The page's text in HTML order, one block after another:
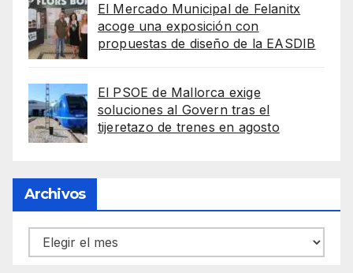
El Mercado Municipal de Felanitx
acoge una exposición con
propuestas de diseño de la EASDIB
El PSOE de Mallorca exige
soluciones al Govern tras el
tijeretazo de trenes en agosto
Archivos
Archivos